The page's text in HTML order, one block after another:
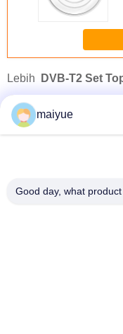
Lebih DVB-T2 Set
maiyue
Good day, what